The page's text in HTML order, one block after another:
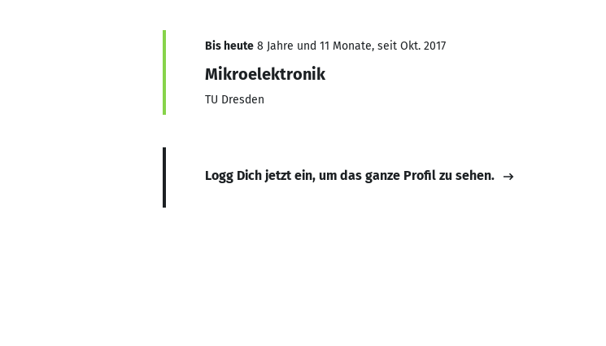
Bis heute 8 Jahre und 11 Monate, seit Okt. 2017
Mikroelektronik
TU Dresden
Logg Dich jetzt ein, um das ganze Profil zu sehen.